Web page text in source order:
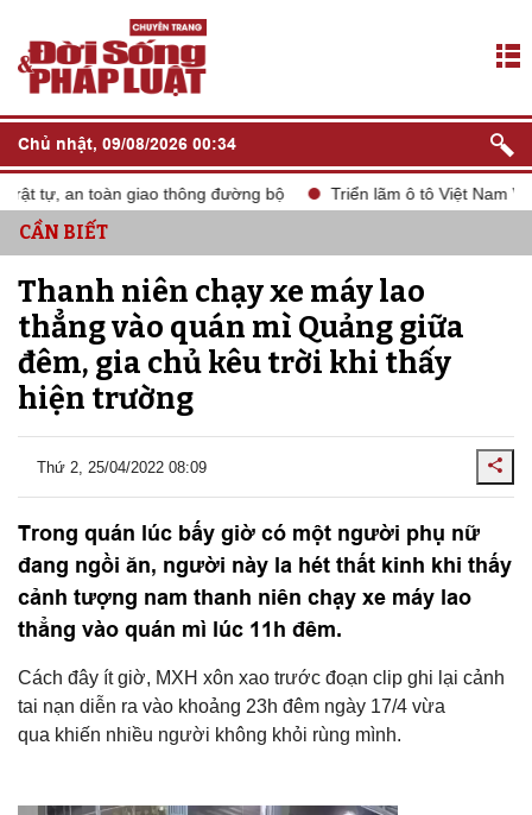
Chủ nhật, 09/08/2026 00:34
tự, an toàn giao thông đường bộ Triển lãm ô tô Việt Nam VMS
CẦN BIẾT
Thanh niên chạy xe máy lao
thẳng vào quán mì Quảng giữa
đêm, gia chủ kêu trời khi thấy
hiện trường
Thứ 2, 25/04/2022 08:09
Trong quán lúc bấy giờ có một người phụ nữ
đang ngồi ăn, người này la hét thất kinh khi thấy
cảnh tượng nam thanh niên chạy xe máy lao
thẳng vào quán mì lúc 11h đêm.
Cách đây ít giờ, MXH xôn xao trước đoạn clip ghi lại cảnh
tai nạn diễn ra vào khoảng 23h đêm ngày 17/4 vừa
qua khiến nhiều người không khỏi rùng mình.